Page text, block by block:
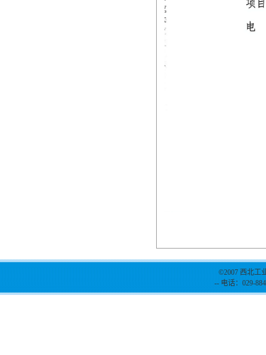
©2007 西北工
-- 电话：029-